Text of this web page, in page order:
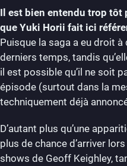
Il est bien entendu trop tôt
que Yuki Horii fait ici
Puisque la saga a eu droit
derniers temps, tandis
il est possible qu’il ne soit
épisode (surtout dans la
techniquement déjà
D’autant plus qu’une
plus de chance d’arriver
shows de Geoff Keighley,